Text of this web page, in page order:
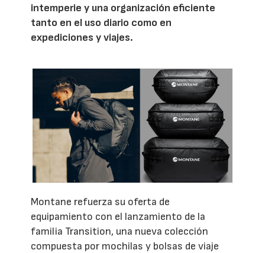
intemperie y una organización eficiente
tanto en el uso diario como en
expediciones y viajes.
Montane refuerza su oferta de
equipamiento con el lanzamiento de la
familia Transition, una nueva colección
compuesta por mochilas y bolsas de viaje